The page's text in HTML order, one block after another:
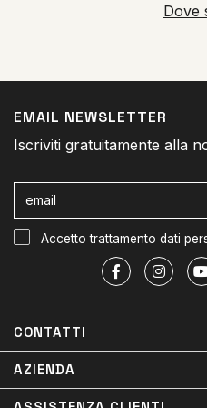
Dove
EMAIL NEWSLETTER
Iscriviti gratuitamente alla
Accetto trattamento dati
CONTATTI
AZIENDA